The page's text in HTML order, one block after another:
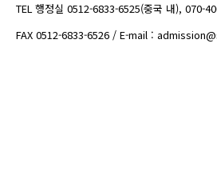
TEL 행정실 0512-6833-6525(중국 내), 070-
FAX 0512-6833-6526 / E-mail :